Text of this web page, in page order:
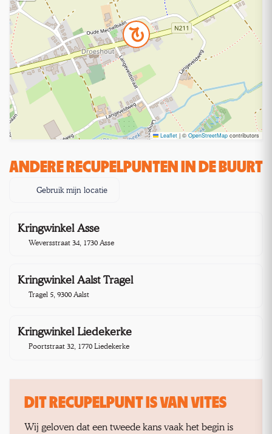
Leaflet | ©OpenStreetMap contributors
ANDERE RECUPELPUNTEN IN DE BUURT
Gebruik mijn locatie
Kringwinkel Asse
Weversstraat 34, 1730 Asse
Kringwinkel Aalst Tragel
Tragel 5, 9300 Aalst
Kringwinkel Liedekerke
Poortstraat 32, 1770 Liedekerke
DIT RECUPELPUNT IS VAN VITES
Wij geloven dat een tweede kans vaak het begin is